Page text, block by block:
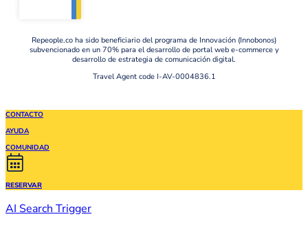
Repeople.co ha sido beneficiario del programa de Innovación (Innobonos)
subvencionado en un 70% para el desarrollo de portal web e-commerce y
desarrollo de estrategia de comunicación digital.
Travel Agent code I-AV-0004836.1
CONTACTO
AYUDA
COMUNIDAD
RESERVAR
AI Search Trigger